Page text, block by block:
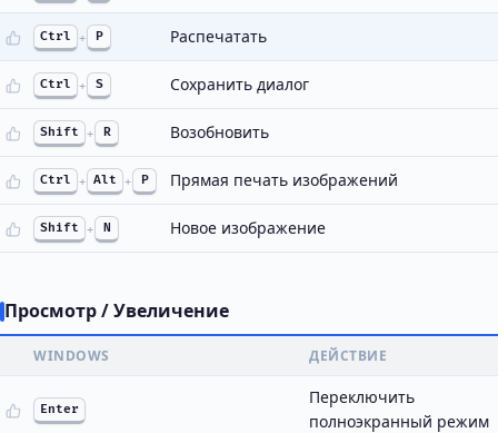
Ctrl + P Распечатать
Ctrl + S Сохранить диалог
Shift + R Возобновить
Ctrl + Alt + P Прямая печать изображений
Shift + N Новое изображение
Просмотр / Увеличение
WINDOWS ДЕЙСТВИЕ
Enter
Переключить
полноэкранный режим